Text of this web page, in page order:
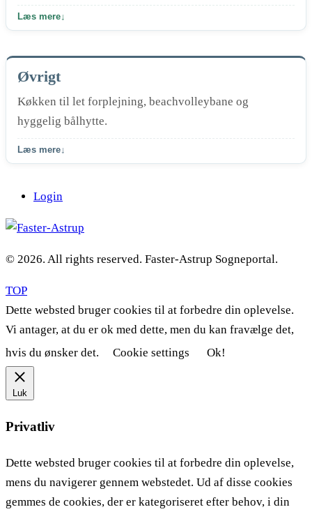
Læs mere ↓
Øvrigt
Køkken til let forplejning, beachvolleybane og
hyggelig bålhytte.
Læs mere ↓
Login
© 2026. All rights reserved. Faster-Astrup Sogneportal.
TOP
Dette websted bruger cookies til at forbedre din oplevelse.
Vi antager, at du er ok med dette, men du kan fravælge det,
hvis du ønsker det.
Cookie settings Ok!
Luk
Privatliv
Dette websted bruger cookies til at forbedre din oplevelse,
mens du navigerer gennem webstedet. Ud af disse cookies
gemmes de cookies, der er kategoriseret efter behov, i din